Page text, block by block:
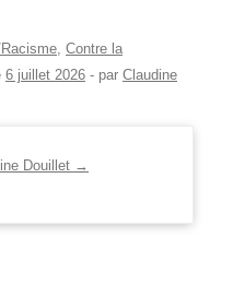
Contre la
6 juillet 2026 - par Claudine
Douillet →